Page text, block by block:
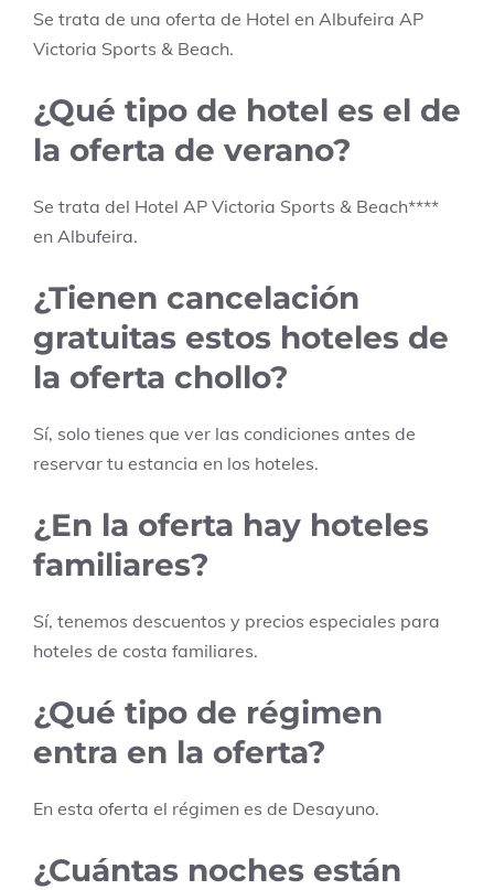
Se trata de una oferta de Hotel en Albufeira AP
Victoria Sports & Beach.
¿Qué tipo de hotel es el de
la oferta de verano?
Se trata del Hotel AP Victoria Sports & Beach****
en Albufeira.
¿Tienen cancelación
gratuitas estos hoteles de
la oferta chollo?
Sí, solo tienes que ver las condiciones antes de
reservar tu estancia en los hoteles.
¿En la oferta hay hoteles
familiares?
Sí, tenemos descuentos y precios especiales para
hoteles de costa familiares.
¿Qué tipo de régimen
entra en la oferta?
En esta oferta el régimen es de Desayuno.
¿Cuántas noches están